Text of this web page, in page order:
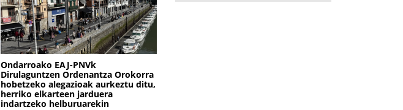
Ondarroako EAJ-PNVk
Dirulaguntzen Ordenantza Orokorra
hobetzeko alegazioak aurkeztu ditu,
herriko elkarteen jarduera
indartzeko helburuarekin